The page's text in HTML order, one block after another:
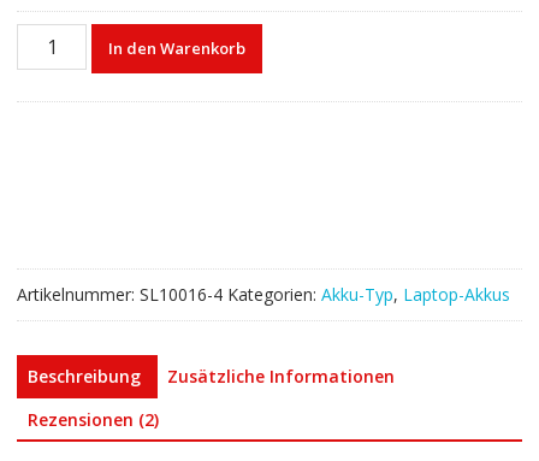
Laptop
In den Warenkorb
Artikelnummer: SL10016-4 Kategorien: Akku-Typ, Laptop-Akkus
Beschreibung
Zusätzliche Informationen
Rezensionen (2)